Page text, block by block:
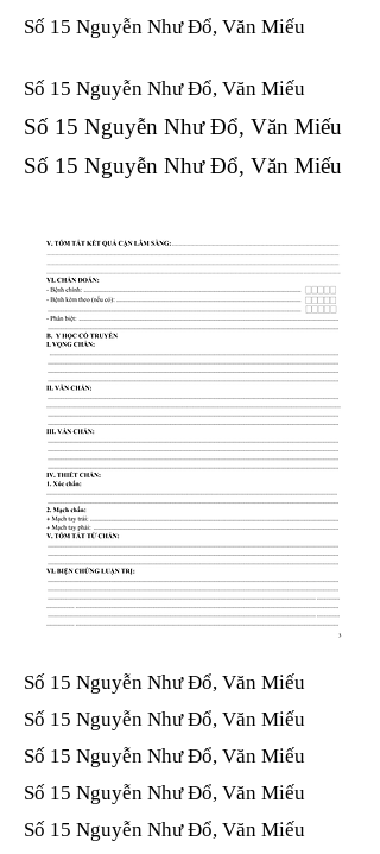
Số 15 Nguyễn Như Đổ, Văn Miếu
Số 15 Nguyễn Như Đổ, Văn Miếu​​​​
Số 15 Nguyễn Như Đổ, Văn Miếu​​​​
Số 15 Nguyễn Như Đổ, Văn Miếu​​​​
Số 15 Nguyễn Như Đổ, Văn Miếu​​​​
Số 15 Nguyễn Như Đổ, Văn Miếu​​​​
Số 15 Nguyễn Như Đổ, Văn Miếu​​​​
Số 15 Nguyễn Như Đổ, Văn Miếu​​​​
Số 15 Nguyễn Như Đổ, Văn Miếu​​​​